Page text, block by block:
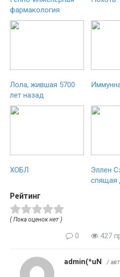
фармакология
Лола, жившая 5700
лет назад
ХОБЛ
Эллен
спящая
Рейтинг
( Пока оценок нет )
0 427
admin(*uN /